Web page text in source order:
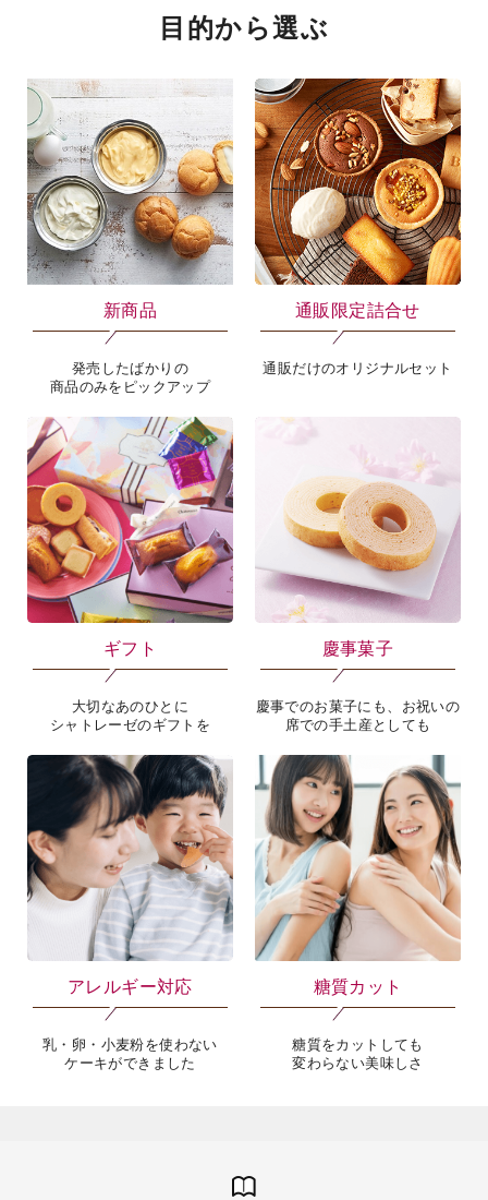
目的から選ぶ
新商品
発売したばかりの
商品のみをピックアップ
通販限定詰合せ
通販だけのオリジナルセット
ギフト
大切なあのひとに
シャトレーゼのギフトを
慶事菓子
慶事でのお菓子にも、お祝いの
席での手土産としても
アレルギー対応
乳・卵・小麦粉を使わない
ケーキができました
糖質カット
糖質をカットしても
変わらない美味しさ
岳や末広がりを意味す
つ時」という意味を込
。雄大な八ヶ岳山麓の自
る、こだわりのスイー
海外 Overseas shops
Indonesia
Singapore
Malaysia
Hong Kong
UAE
Thailand
Vietnam